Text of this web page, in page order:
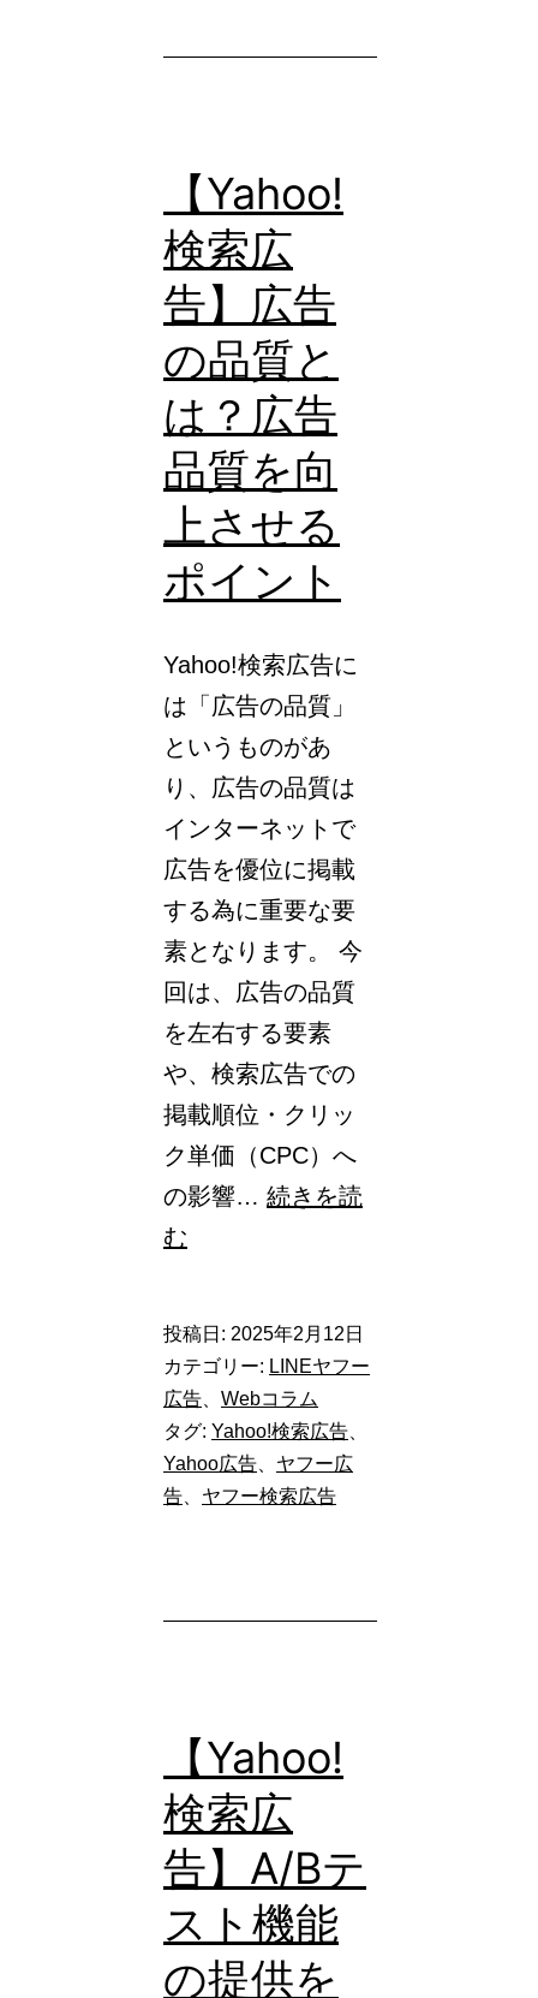
る
Yahoo!
検
索
広
告
の
「拡
張
ク
リ
ッ
ク
単
価
（eCPC）」
と
は？
「拡
張
ク
リ
ッ
ク
了
に
伴
う
今
【Yahoo!
検索広
告】広告
の品質と
は？広告
品質を向
上させる
ポイント
Yahoo!検索広告に
は「広告の品質」
というものがあ
り、広告の品質は
インターネットで
広告を優位に掲載
する為に重要な要
素となります。 今
回は、広告の品質
を左右する要素
や、検索広告での
掲載順位・クリッ
ク単価（CPC）へ
の影響… 続きを読
む
広
告】
広
告
告
品
質
を
向
上
投稿日: 2025年2月12日
カテゴリー: LINEヤフー
広告
Webコラム
タグ: Yahoo!検索広告
Yahoo広告
ヤフー広
告
ヤフー検索広告
【Yahoo!
検索広
告】A/Bテ
スト機能
の提供を